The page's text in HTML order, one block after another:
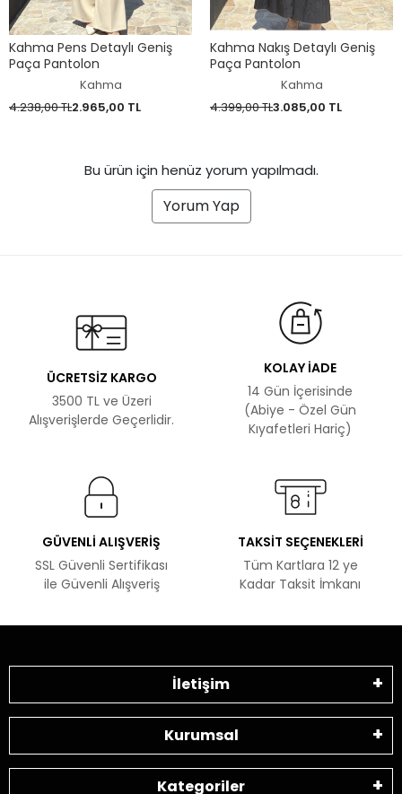
Kahma Pens Detaylı Geniş
Paça Pantolon
Kahma
4.238,00 TL2.965,00 TL
Kahma Nakış Detaylı Geniş
Paça Pantolon
Kahma
4.399,00 TL3.085,00 TL
Bu ürün için henüz yorum yapılmadı.
Yorum Yap
ÜCRETSİZ KARGO
3500 TL ve Üzeri
Alışverişlerde Geçerlidir.
KOLAY İADE
14 Gün İçerisinde
(Abiye - Özel Gün
Kıyafetleri Hariç)
GÜVENLİ ALIŞVERİŞ
SSL Güvenli Sertifikası
ile Güvenli Alışveriş
TAKSİT SEÇENEKLERİ
Tüm Kartlara 12 ye
Kadar Taksit İmkanı
İletişim
Kurumsal
Kategoriler